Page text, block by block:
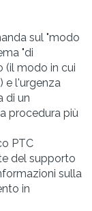
sul "modo
"di
(il modo in cui
e l'urgenza
di un
procedura più
PTC
del supporto
sulla
in